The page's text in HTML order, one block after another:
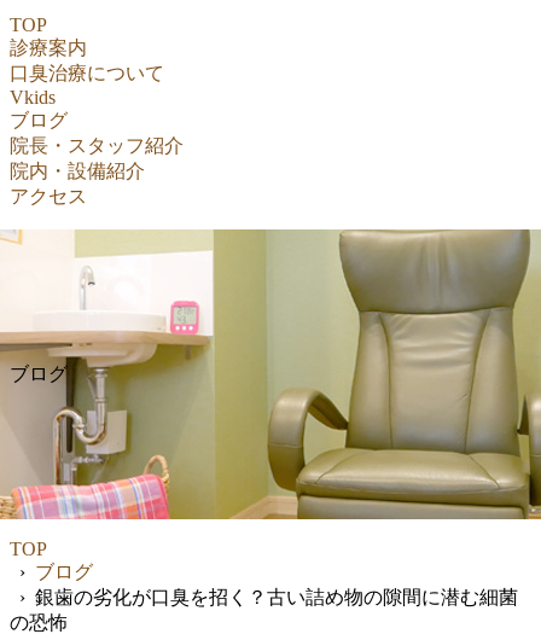
TOP
診療案内
口臭治療について
Vkids
ブログ
院長・スタッフ紹介
院内・設備紹介
アクセス
ブログ
TOP
› ブログ
› 銀歯の劣化が口臭を招く？古い詰め物の隙間に潜む細菌
の恐怖